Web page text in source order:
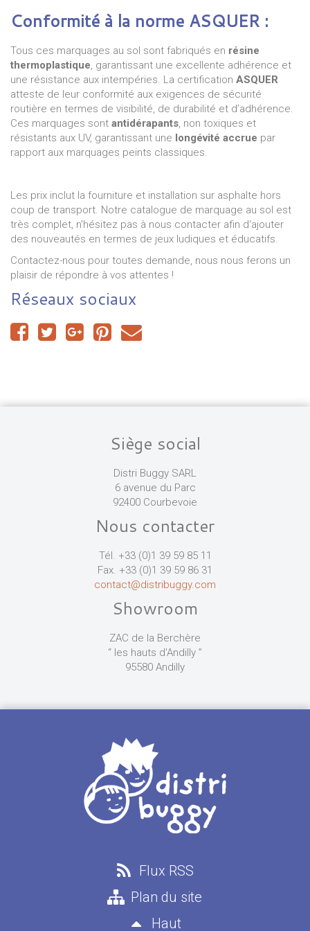
Conformité à la norme ASQUER :
Tous ces marquages au sol sont fabriqués en résine
thermoplastique, garantissant une excellente adhérence et
une résistance aux intempéries. La certification ASQUER
atteste de leur conformité aux exigences de sécurité
routière en termes de visibilité, de durabilité et d’adhérence.
Ces marquages sont antidérapants, non toxiques et
résistants aux UV, garantissant une longévité accrue par
rapport aux marquages peints classiques.
Les prix inclut la fourniture et installation sur asphalte hors
coup de transport. Notre catalogue de marquage au sol est
très complet, n'hésitez pas à nous contacter afin d'ajouter
des nouveautés en termes de jeux ludiques et éducatifs.
Contactez-nous pour toutes demande, nous nous ferons un
plaisir de répondre à vos attentes !
Réseaux sociaux
Siège social
Distri Buggy SARL
6 avenue du Parc
92400 Courbevoie
Nous contacter
Tél. +33 (0)1 39 59 85 11
Fax. +33 (0)1 39 59 86 31
contact@distribuggy.com
Showroom
ZAC de la Berchère
“ les hauts d'Andilly ”
95580 Andilly
Flux RSS
Plan du site
Haut